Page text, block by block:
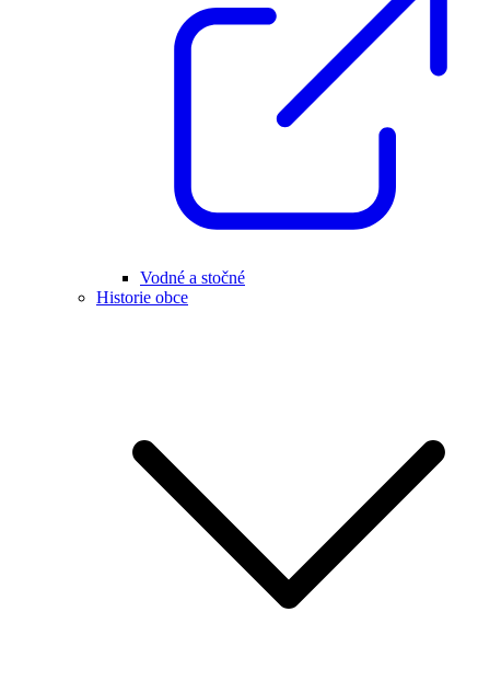
Vodné a stočné
Historie obce